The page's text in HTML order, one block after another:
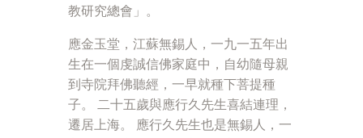
教研究總會」。
應金玉堂，江蘇無錫人，一九一五年出
生在一個虔誠信佛家庭中，自幼隨母親
到寺院拜佛聽經，一早就種下菩提種
子。 二十五歲與應行久先生喜結連理，
遷居上海。 應行久先生也是無錫人，一